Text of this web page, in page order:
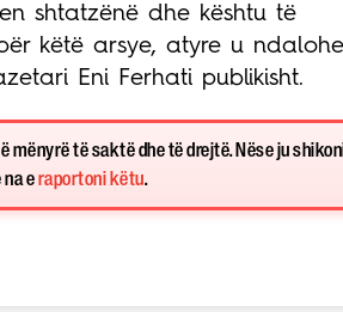
shtatzënë dhe kështu të
këtë arsye, atyre u
Eni Ferhati publikisht.
mënyrë të saktë dhe të drejtë. Nëse ju
e raportoni këtu.